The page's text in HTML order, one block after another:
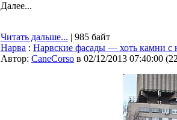
Далее...
Читать дальше... | 985 байт
Нарва : Нарвские фасады — хоть камни с
Автор: CaneCorso в 02/12/2013 07:40:00 (